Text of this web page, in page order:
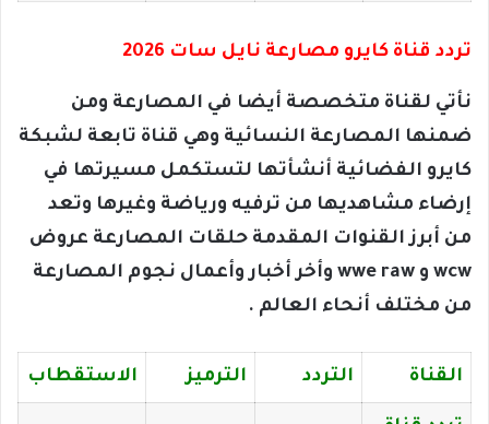
تردد قناة كايرو مصارعة نايل سات 2026
نأتي لقناة متخصصة أيضا في المصارعة ومن
ضمنها المصارعة النسائية وهي قناة تابعة لشبكة
كايرو الفضائية أنشأتها لتستكمل مسيرتها في
إرضاء مشاهديها من ترفيه ورياضة وغيرها وتعد
من أبرز القنوات المقدمة حلقات المصارعة عروض
wcw و wwe raw وأخر أخبار وأعمال نجوم المصارعة
من مختلف أنحاء العالم .
القناة التردد الترميز الاستقطاب